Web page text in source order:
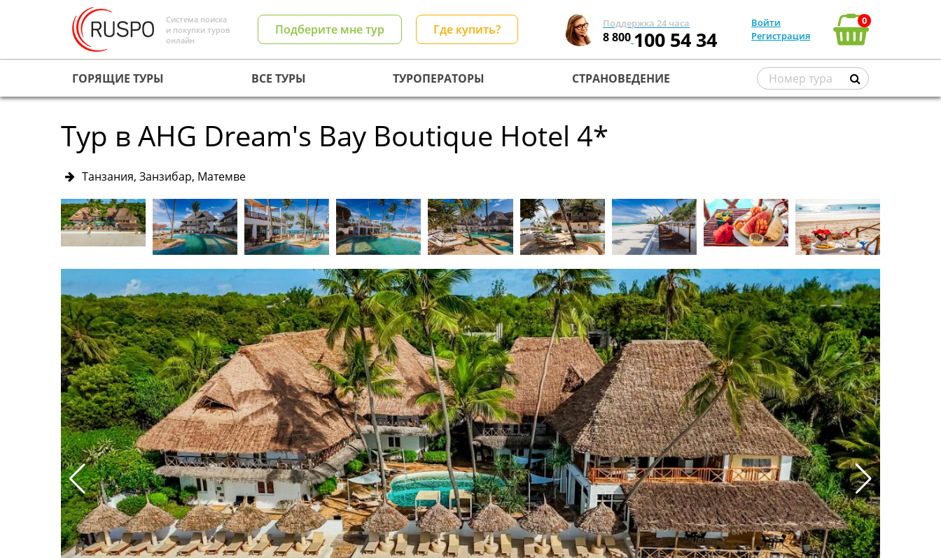
Система поиска
и покупки туров
онлайн
Подберите мне тур Где купить? Поддержка 24 часа
8 800100 54 34
Войти
Регистрация
0
ГОРЯЩИЕ ТУРЫ ВСЕ ТУРЫ ТУРОПЕРАТОРЫ СТРАНОВЕДЕНИЕ
Тур в AHG Dream's Bay Boutique Hotel 4*
Танзания, Занзибар, Матемве